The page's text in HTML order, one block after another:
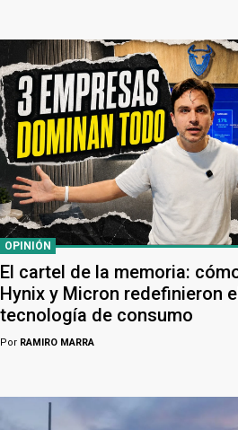
OPINIÓN
El cartel de la memoria:
Hynix y Micron redefinieron
tecnología de consumo
Por RAMIRO MARRA